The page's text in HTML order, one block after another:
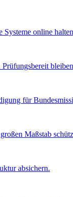
Systeme online
für
Maßstab
absichern.